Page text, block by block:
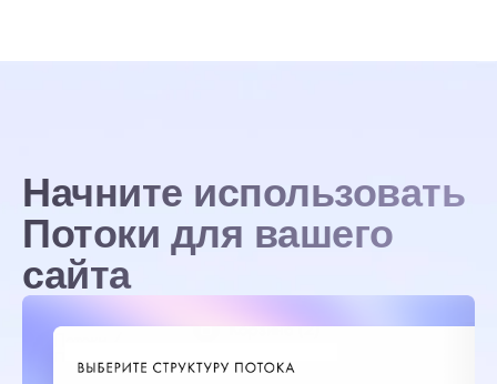
Начните использовать
Потоки для вашего
сайта